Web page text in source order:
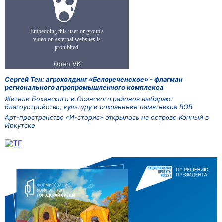
Сергей Тен: агрохолдинг «Белореченское» - флагман
регионального агропромышленного комплекса
Жители Боханского и Осинского районов выбирают
благоустройство, культуру и сохранение памятников ВОВ
Арт-пространство «И-сторис» открылось на острове Конный в
Иркутске